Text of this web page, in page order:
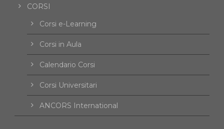
CORSI
Corsi e-Learning
Corsi in Aula
Calendario Corsi
Corsi Universitari
ANCORS International